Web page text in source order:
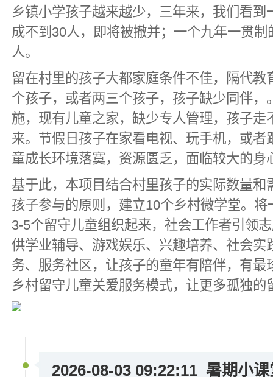
乡镇小学孩子越来越少，三年来，我们看
成不到30人，即将被撤并；一个九年一贯
人。
留在村里的孩子大都家庭条件不佳，隔代
个孩子，或者两三个孩子，孩子缺少同伴
施，现有儿童之家，缺少专人管理，孩子走
来。节假日孩子在家看电视、玩手机，或
童成长环境落寞，资源匮乏，面临较大的身
基于此，本项目结合村里孩子的实际数量
孩子参与的原则，建立10个乡村微学堂。
3-5个留守儿童组织起来，社会工作者引领
供学业辅导、游戏娱乐、兴趣培养、社会
务、服务社区，让孩子的童年有陪伴，有
乡村留守儿童关爱服务模式，让更多孤独的
2026-08-03 09:22:11 暑期小